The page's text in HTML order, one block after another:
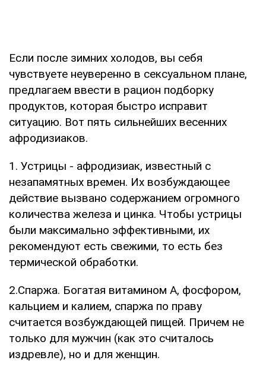
Если после зимних холодов, вы себя
чувствуете неуверенно в сексуальном плане,
предлагаем ввести в рацион подборку
продуктов, которая быстро исправит
ситуацию. Вот пять сильнейших весенних
афродизиаков.
1. Устрицы - афродизиак, известный с
незапамятных времен. Их возбуждающее
действие вызвано содержанием огромного
количества железа и цинка. Чтобы устрицы
были максимально эффективными, их
рекомендуют есть свежими, то есть без
термической обработки.
2.Спаржа. Богатая витамином А, фосфором,
кальцием и калием, спаржа по праву
считается возбуждающей пищей. Причем не
только для мужчин (как это считалось
издревле), но и для женщин.